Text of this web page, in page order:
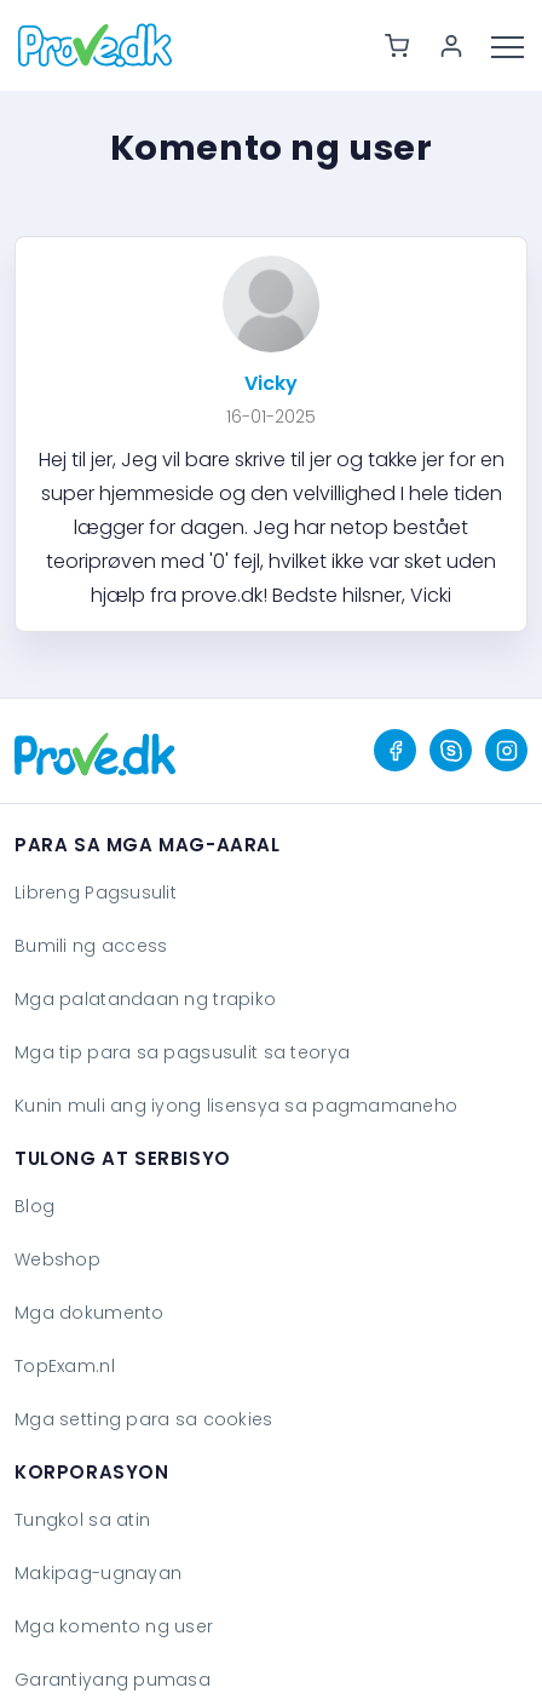
Komento ng user
Vicky
16-01-2025
Hej til jer, Jeg vil bare skrive til jer og takke jer for en
super hjemmeside og den velvillighed I hele tiden
lægger for dagen. Jeg har netop bestået
teoriprøven med '0' fejl, hvilket ikke var sket uden
hjælp fra prove.dk! Bedste hilsner, Vicki
PARA SA MGA MAG-AARAL
Libreng Pagsusulit
Bumili ng access
Mga palatandaan ng trapiko
Mga tip para sa pagsusulit sa teorya
Kunin muli ang iyong lisensya sa pagmamaneho
TULONG AT SERBISYO
Blog
Webshop
Mga dokumento
TopExam.nl
Mga setting para sa cookies
KORPORASYON
Tungkol sa atin
Makipag-ugnayan
Mga komento ng user
Garantiyang pumasa